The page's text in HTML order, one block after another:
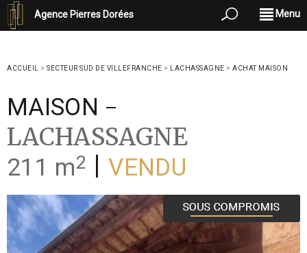
Agence Pierres Dorées Menu
ACCUEIL > SECTEUR SUD DE VILLEFRANCHE > LACHASSAGNE > ACHAT MAISON
MAISON -
LACHASSAGNE
211 m2 |VENDU